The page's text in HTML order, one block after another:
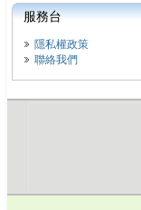
服務台
隱私權政策
聯絡我們